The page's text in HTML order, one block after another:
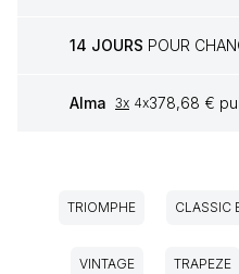
14 JOURS POUR
Alma 3x 4x378,68 €
TRIOMPHE CLASSIC
VINTAGE TRAPEZE